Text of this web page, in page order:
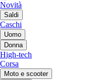
Novità
Saldi
Caschi
Uomo
Donna
High-tech
Corsa
Moto e scooter